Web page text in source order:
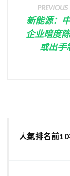
PREVIOUS
新能源：
企业暗度
或出手
人氣排名前10